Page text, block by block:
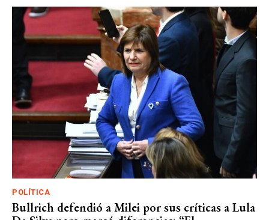
POLÍTICA
Bullrich defendió a Milei por sus críticas a Lula